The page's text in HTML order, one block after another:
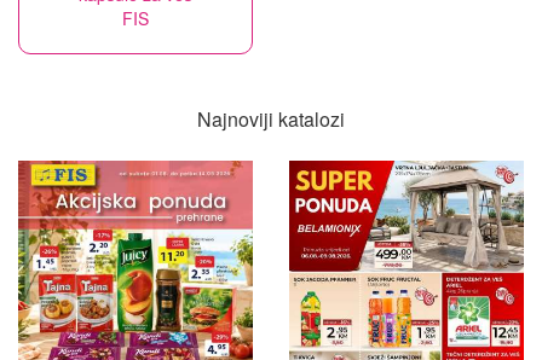
FIS
Najnoviji katalozi